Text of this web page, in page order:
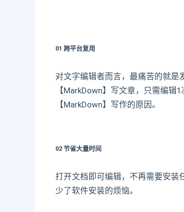
01 跨平台复用
对文字编辑者而言，最痛苦的就是
【MarkDown】写文章，只需编辑
【MarkDown】写作的原因。
02 节省大量时间
打开文档即可编辑，不再需要安
少了软件安装的烦恼。